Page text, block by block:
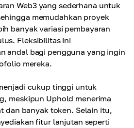
Web3 yang sederhana untuk
memudahkan proyek
banyak variasi pembayaran
Fleksibilitas ini
andal bagi pengguna yang ingin
mereka.
cukup tinggi untuk
meskipun Uphold menerima
dan banyak token. Selain itu,
fitur lanjutan seperti